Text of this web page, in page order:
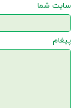
سایت شما
پیغام